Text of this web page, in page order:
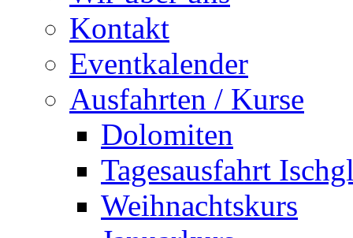
Kontakt
Eventkalender
Ausfahrten / Kurse
Dolomiten
Tagesausfahrt
Weihnachtskurs